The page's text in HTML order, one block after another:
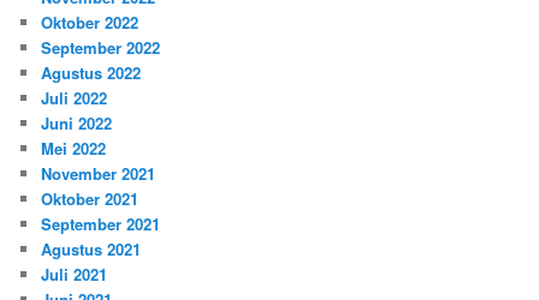
Oktober 2022
September 2022
Agustus 2022
Juli 2022
Juni 2022
Mei 2022
November 2021
Oktober 2021
September 2021
Agustus 2021
Juli 2021